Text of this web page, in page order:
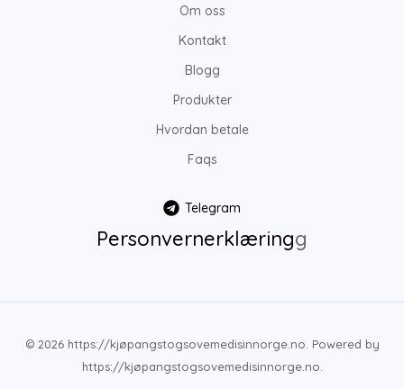
Om oss
Kontakt
Blogg
Produkter
Hvordan betale
Faqs
Telegram
Personvernerklæringg
© 2026 https://kjøpangstogsovemedisinnorge.no. Powered by
https://kjøpangstogsovemedisinnorge.no.